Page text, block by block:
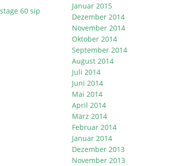
60 sip
Januar 2015
Dezember 2014
November 2014
Oktober 2014
September 2014
August 2014
Juli 2014
Juni 2014
Mai 2014
April 2014
März 2014
Februar 2014
Januar 2014
Dezember 2013
November 2013